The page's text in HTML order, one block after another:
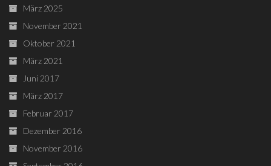
März 2025
November 2021
Oktober 2021
März 2021
Juni 2017
März 2017
Februar 2017
Dezember 2016
November 2016